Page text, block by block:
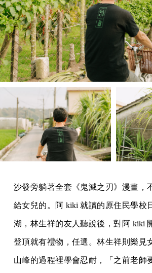
沙發旁躺著全套《鬼滅之刃》漫畫，
給女兒的。阿 kiki 就讀的原住民學校
湖，林生祥的友人聽說後，對阿 kiki
登頂就有禮物，任選。林生祥則樂見
山峰的過程裡學會忍耐，「之前老師